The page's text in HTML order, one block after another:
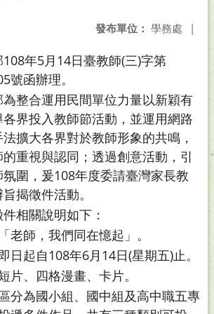
發布單位： 學務處 |
年5月14日臺教師(三)字第
號函辦理。
整合運用民間單位力量以新穎有
界投入教師節活動，並運用網路
擴大各界對於教師形象的共鳴，
重視與認同；透過創意活動，引
圍，爰108年度委請臺灣家長教
揭徵件活動。
相關說明如下：
老師，我們同在憶起」。
日起自108年6月14日(星期五)止。
片、四格漫畫、卡片。
分為國小組、國中組及高中職五專